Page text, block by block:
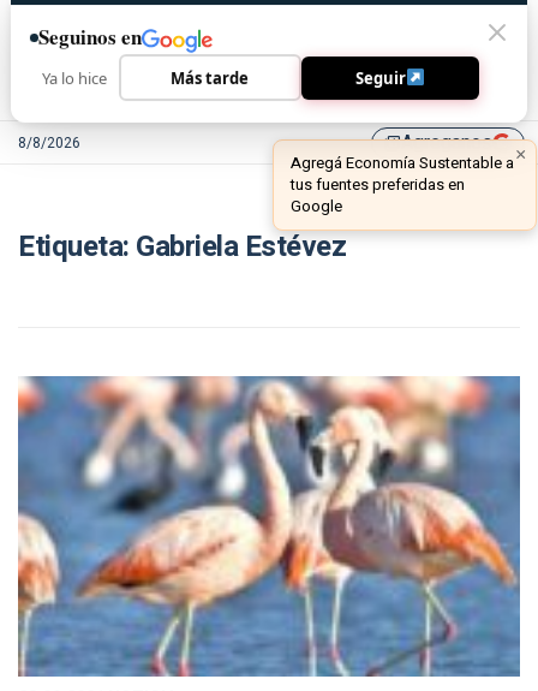
8/8/2026 library_addAgreganos ×
Agregá Economía Sustentable a
tus fuentes preferidas en
Google
Etiqueta: Gabriela Estévez
Seguinos en
Ya lo hice Más tarde Seguir